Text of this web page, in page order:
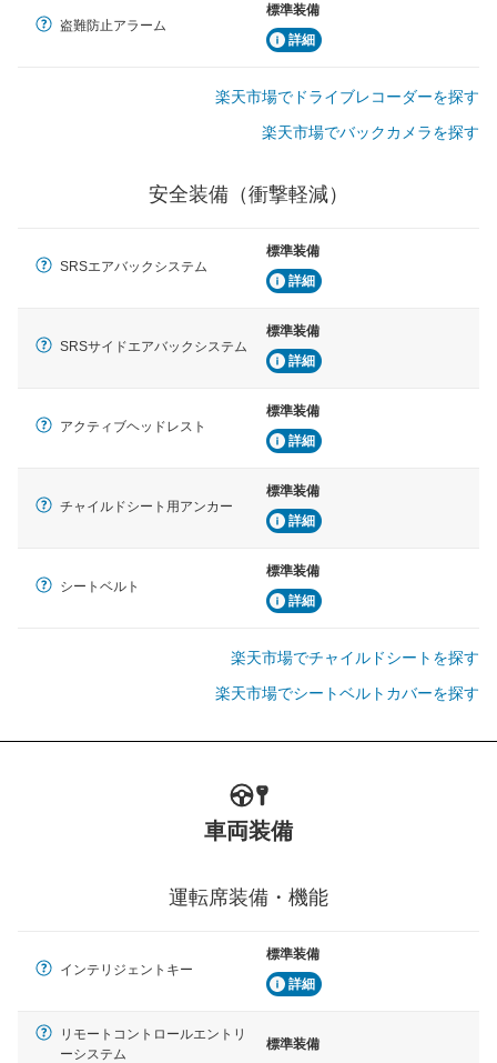
盗難防止アラーム
標準装備
詳細
楽天市場でドライブレコーダーを探す
楽天市場でバックカメラを探す
安全装備（衝撃軽減）
SRSエアバックシステム
標準装備
詳細
SRSサイドエアバックシステム
標準装備
詳細
アクティブヘッドレスト
標準装備
詳細
チャイルドシート用アンカー
標準装備
詳細
シートベルト
標準装備
詳細
楽天市場でチャイルドシートを探す
楽天市場でシートベルトカバーを探す
車両装備
運転席装備・機能
インテリジェントキー
標準装備
詳細
リモートコントロールエントリ
ーシステム
標準装備